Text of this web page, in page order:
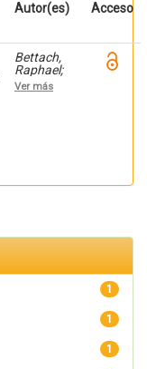
Autor(es) Acceso
Bettach,
Raphael;
Boukhris,
Gilles; De
Antonio;
Vicentis;
Alexandre
Ver más
1
1
1